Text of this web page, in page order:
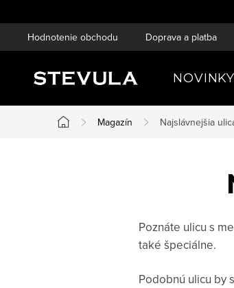
na
Hodnotenie obchodu Doprava a platba
NOVINKY
Domov
Magazín Najslávnejšia
Poznáte ulicu s
také špeciálne.
Podobnú ulicu by